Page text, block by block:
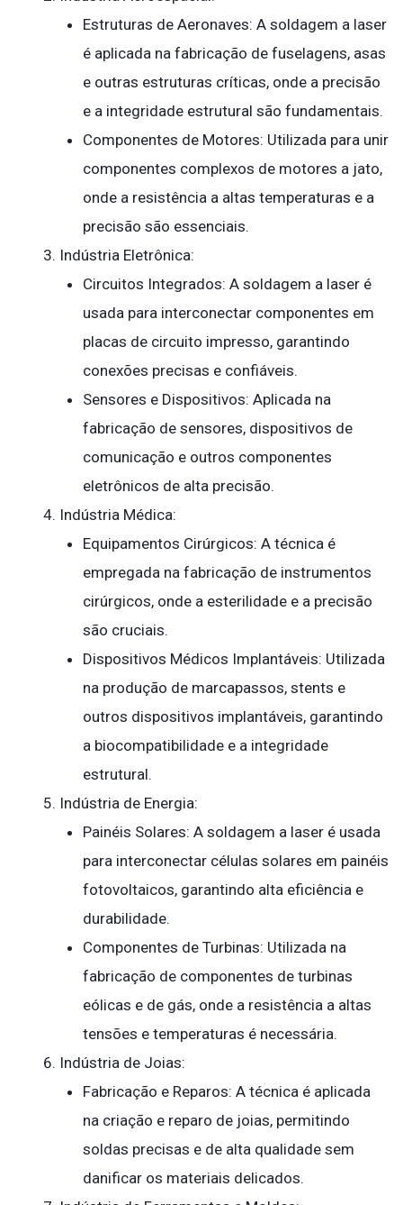
Estruturas de Aeronaves: A soldagem a laser
é aplicada na fabricação de fuselagens, asas
e outras estruturas críticas, onde a precisão
e a integridade estrutural são fundamentais.
Componentes de Motores: Utilizada para unir
componentes complexos de motores a jato,
onde a resistência a altas temperaturas e a
precisão são essenciais.
Indústria Eletrônica:
Circuitos Integrados: A soldagem a laser é
usada para interconectar componentes em
placas de circuito impresso, garantindo
conexões precisas e confiáveis.
Sensores e Dispositivos: Aplicada na
fabricação de sensores, dispositivos de
comunicação e outros componentes
eletrônicos de alta precisão.
Indústria Médica:
Equipamentos Cirúrgicos: A técnica é
empregada na fabricação de instrumentos
cirúrgicos, onde a esterilidade e a precisão
são cruciais.
Dispositivos Médicos Implantáveis: Utilizada
na produção de marcapassos, stents e
outros dispositivos implantáveis, garantindo
a biocompatibilidade e a integridade
estrutural.
Indústria de Energia:
Painéis Solares: A soldagem a laser é usada
para interconectar células solares em painéis
fotovoltaicos, garantindo alta eficiência e
durabilidade.
Componentes de Turbinas: Utilizada na
fabricação de componentes de turbinas
eólicas e de gás, onde a resistência a altas
tensões e temperaturas é necessária.
Indústria de Joias:
Fabricação e Reparos: A técnica é aplicada
na criação e reparo de joias, permitindo
soldas precisas e de alta qualidade sem
danificar os materiais delicados.